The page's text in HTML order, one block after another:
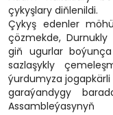
çykyşlary diňlenildi.
Çykyş edenler
çözmekde,
giň ugurlar
sazlaşykly
ýurdumyza
garaýandygy